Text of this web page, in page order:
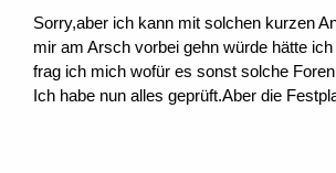
Sorry,aber ich kann mit solchen kurzen
mir am Arsch vorbei gehn würde hätte
frag ich mich wofür es sonst solche
Ich habe nun alles geprüft.Aber die